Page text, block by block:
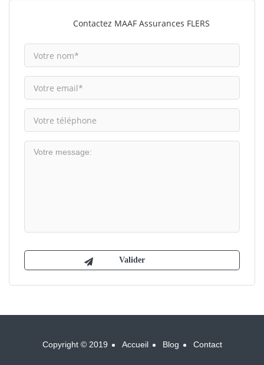
Contactez MAAF Assurances FLERS
Copyright © 2019 Accueil Blog Contact